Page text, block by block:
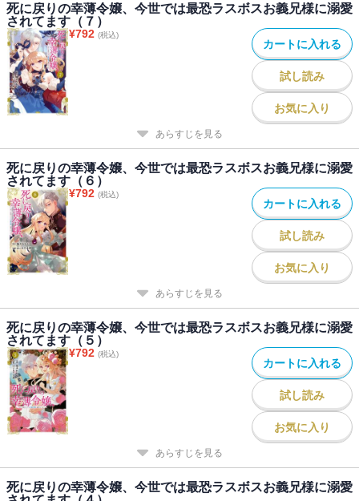
死に戻りの幸薄令嬢、今世では最恐ラスボスお義兄様に溺愛
されてます（７）
¥792 (税込)
カートに入れる
試し読み
お気に入り
あらすじを見る
死に戻りの幸薄令嬢、今世では最恐ラスボスお義兄様に溺愛
されてます（６）
¥792 (税込)
カートに入れる
試し読み
お気に入り
あらすじを見る
死に戻りの幸薄令嬢、今世では最恐ラスボスお義兄様に溺愛
されてます（５）
¥792 (税込)
カートに入れる
試し読み
お気に入り
あらすじを見る
死に戻りの幸薄令嬢、今世では最恐ラスボスお義兄様に溺愛